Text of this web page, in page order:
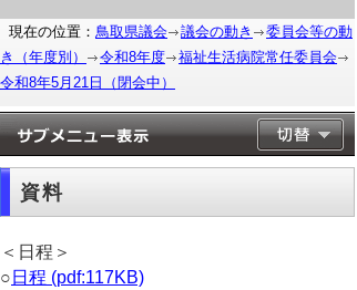
現在の位置： 鳥取県議会 議会の動き
委員会等の動
き（年度別）
令和8年度
福祉生活病院常任委員会
令和8年5月21日（閉会中）
資料
＜日程＞
○ 日程 (pdf:117KB)